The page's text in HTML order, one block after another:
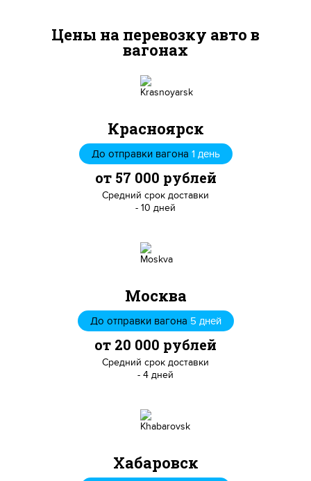
Цены на перевозку авто в
вагонах
Красноярск
До отправки вагона 1 день
от 57 000 рублей
Средний срок доставки
- 10 дней
Москва
До отправки вагона 5 дней
от 20 000 рублей
Средний срок доставки
- 4 дней
Хабаровск